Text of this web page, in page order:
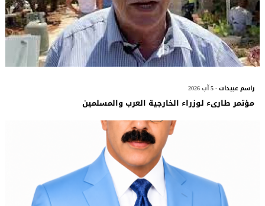
راسم عبيدات- 5 آب 2026
مؤتمر طارىء لوزراء الخارجية العرب والمسلمين